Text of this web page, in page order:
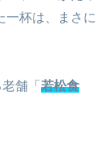
一杯は、まさに
舗「 若松食